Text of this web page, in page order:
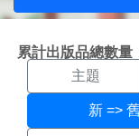
累計出版品總數量
施政搜
主題
新 =>